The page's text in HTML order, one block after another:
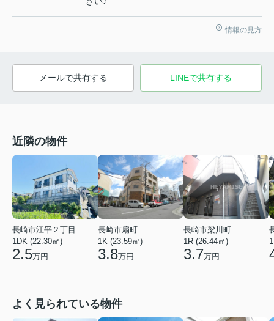
情報の見方
メールで共有する LINEで共有する
近隣の物件
長崎市江平２丁目
1DK (22.30㎡)
2.5万円
長崎市扇町
1K (23.59㎡)
3.8万円
長崎市梁川町
1R (26.44㎡)
3.7万円
よく見られている物件